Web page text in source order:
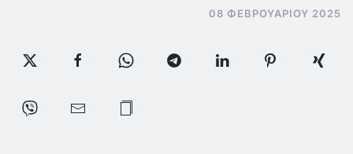
08 ΦΕΒΡΟΥΑΡΊΟΥ 2025